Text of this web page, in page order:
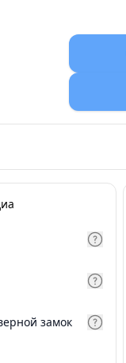
замок